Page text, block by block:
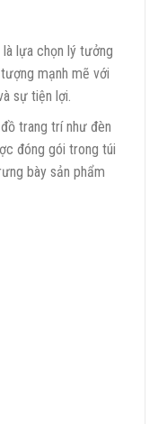
lựa chọn lý tưởng
mạnh mẽ với
sự tiện lợi.
trang trí như đèn
đóng gói trong túi
bày sản phẩm